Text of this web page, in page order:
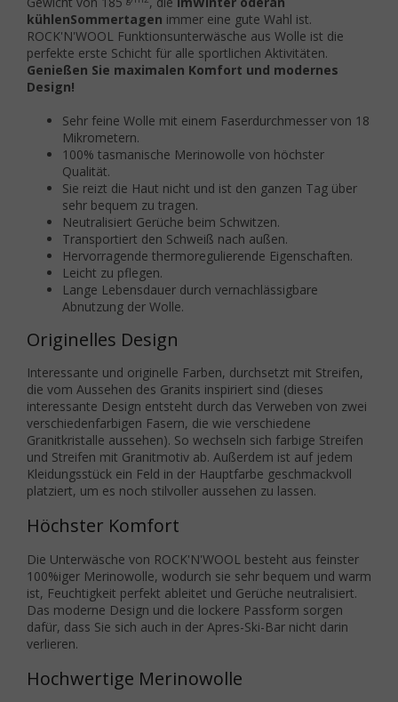
kühlenSommertagen immer eine gute Wahl ist.
ROCK'N'WOOL Funktionsunterwäsche aus Wolle ist die
perfekte erste Schicht für alle sportlichen Aktivitäten.
Genießen Sie maximalen Komfort und modernes
Design!
Sehr feine Wolle mit einem Faserdurchmesser von 18
Mikrometern.
100% tasmanische Merinowolle von höchster
Qualität.
Sie reizt die Haut nicht und ist den ganzen Tag über
sehr bequem zu tragen.
Neutralisiert Gerüche beim Schwitzen.
Transportiert den Schweiß nach außen.
Hervorragende thermoregulierende Eigenschaften.
Leicht zu pflegen.
Lange Lebensdauer durch vernachlässigbare
Abnutzung der Wolle.
Originelles Design
Interessante und originelle Farben, durchsetzt mit Streifen,
die vom Aussehen des Granits inspiriert sind (dieses
interessante Design entsteht durch das Verweben von zwei
verschiedenfarbigen Fasern, die wie verschiedene
Granitkristalle aussehen). So wechseln sich farbige Streifen
und Streifen mit Granitmotiv ab. Außerdem ist auf jedem
Kleidungsstück ein Feld in der Hauptfarbe geschmackvoll
platziert, um es noch stilvoller aussehen zu lassen.
Höchster Komfort
Die Unterwäsche von ROCK'N'WOOL besteht aus feinster
100%iger Merinowolle, wodurch sie sehr bequem und warm
ist, Feuchtigkeit perfekt ableitet und Gerüche neutralisiert.
Das moderne Design und die lockere Passform sorgen
dafür, dass Sie sich auch in der Apres-Ski-Bar nicht darin
verlieren.
Hochwertige Merinowolle